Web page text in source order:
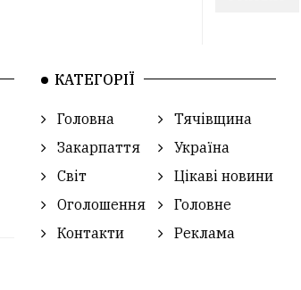
КАТЕГОРІЇ
Головна
Тячівщина
Закарпаття
Україна
Світ
Цікаві новини
Оголошення
Головне
Контакти
Реклама